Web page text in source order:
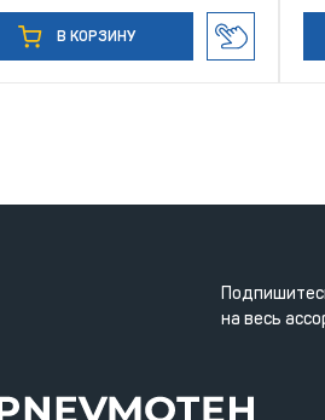
В КОРЗИНУ
на весь